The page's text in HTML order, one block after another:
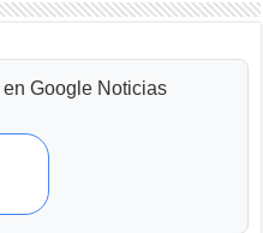
en Google Noticias